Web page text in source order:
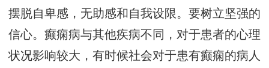
摆脱自卑感，无助感和自我设限。要树立坚强的
信心。癫痫病与其他疾病不同，对于患者的心理
状况影响较大，有时候社会对于患有癫痫的病人